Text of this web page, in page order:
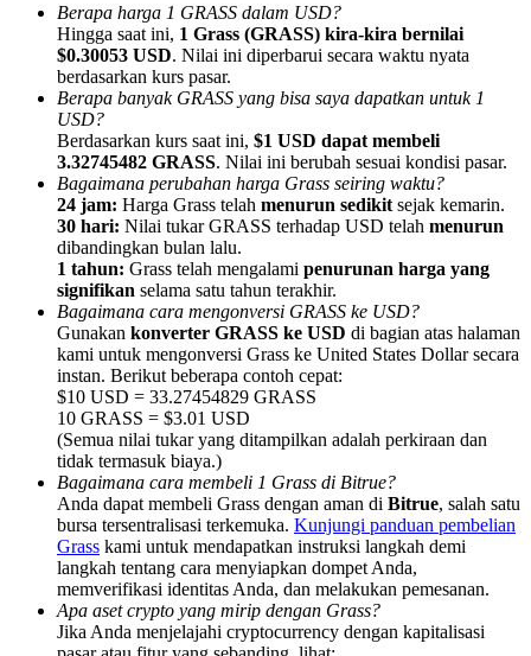
Referensi
Undang teman untuk mendapatkan imbalan tunai
BTC Welcome Rewards
BTC Welcome Rewards
Deposit & Trade BTC to Share 25000 USDT prize pool!
Berapa harga 1 GRASS dalam USD?
Hingga saat ini, 1 Grass (GRASS) kira-kira bernilai
$0.30053 USD. Nilai ini diperbarui secara waktu nyata
berdasarkan kurs pasar.
Berapa banyak GRASS yang bisa saya dapatkan untuk 1
USD?
Berdasarkan kurs saat ini, $1 USD dapat membeli
3.32745482 GRASS. Nilai ini berubah sesuai kondisi pasar.
Bagaimana perubahan harga Grass seiring waktu?
24 jam: Harga Grass telah menurun sedikit sejak kemarin.
30 hari: Nilai tukar GRASS terhadap USD telah menurun
dibandingkan bulan lalu.
1 tahun: Grass telah mengalami penurunan harga yang
signifikan selama satu tahun terakhir.
Bagaimana cara mengonversi GRASS ke USD?
Gunakan konverter GRASS ke USD di bagian atas halaman
kami untuk mengonversi Grass ke United States Dollar secara
instan. Berikut beberapa contoh cepat:
$10 USD = 33.27454829 GRASS
10 GRASS = $3.01 USD
(Semua nilai tukar yang ditampilkan adalah perkiraan dan
tidak termasuk biaya.)
Bagaimana cara membeli 1 Grass di Bitrue?
Anda dapat membeli Grass dengan aman di Bitrue, salah satu
bursa tersentralisasi terkemuka. Kunjungi panduan pembelian
Grass kami untuk mendapatkan instruksi langkah demi
langkah tentang cara menyiapkan dompet Anda,
memverifikasi identitas Anda, dan melakukan pemesanan.
Apa aset crypto yang mirip dengan Grass?
Jika Anda menjelajahi cryptocurrency dengan kapitalisasi